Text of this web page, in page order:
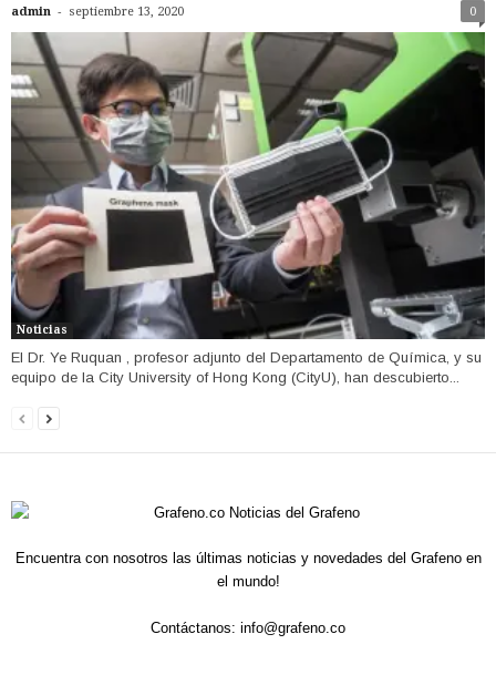
admin - septiembre 13, 2020 0
Noticias
El Dr. Ye Ruquan , profesor adjunto del Departamento de Química, y su
equipo de la City University of Hong Kong (CityU), han descubierto...
Encuentra con nosotros las últimas noticias y novedades del Grafeno en
el mundo!
Contáctanos: info@grafeno.co